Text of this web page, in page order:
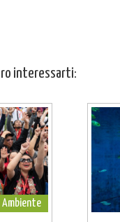
interessarti:
Ambiente